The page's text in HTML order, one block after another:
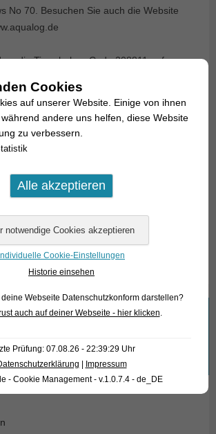
No 70. Besuchen Sie auch die Website
die Tiere haben Code 208811 auf
Großhandel beliefern. Nur in begrenzter
Schäfer
Tier
Sie?
Cookies
auf unserer Website. Einige von ihnen
andere uns helfen, diese Website
zu verbessern.
Individuelle Cookie-Einstellungen
Historie einsehen
Webseite Datenschutzkonform darstellen?
auch auf deiner Webseite - hier klicken.
Prüfung: 07.08.26 - 22:39:29 Uhr
Impressum
- Cookie Management - v.1.0.7.4 - de_DE